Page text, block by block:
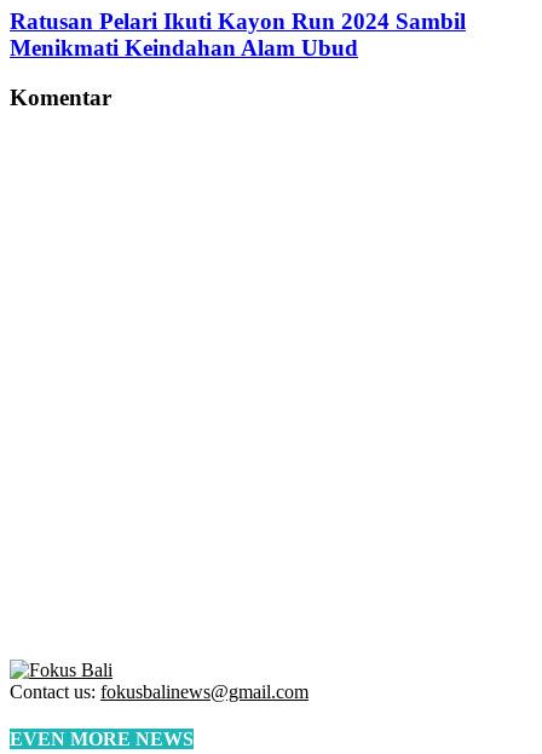
Ratusan Pelari Ikuti Kayon Run 2024 Sambil
Menikmati Keindahan Alam Ubud
Komentar
Contact us: fokusbalinews@gmail.com
EVEN MORE NEWS